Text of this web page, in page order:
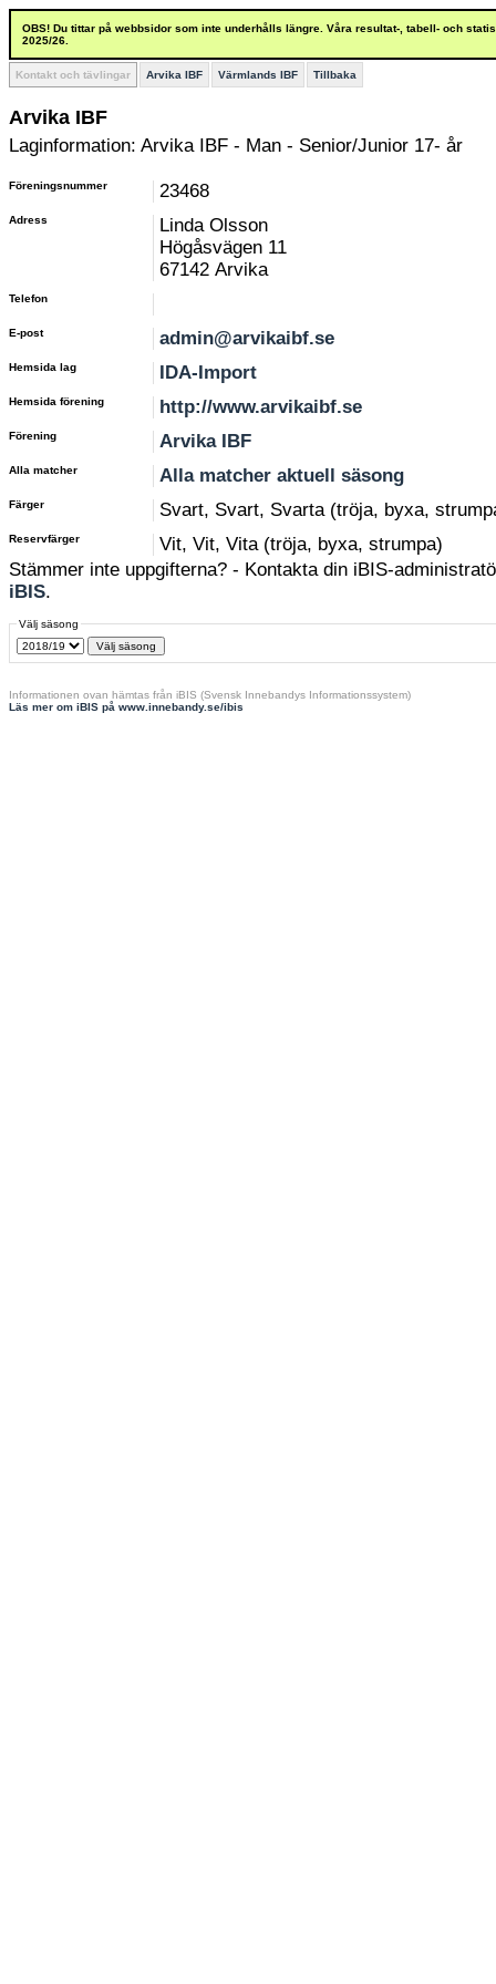
OBS! Du tittar på webbsidor som inte underhålls längre. Våra resultat-, tabell- och
2025/26.
Kontakt och tävlingar Arvika IBF Värmlands IBF Tillbaka
Arvika IBF
Laginformation: Arvika IBF - Man - Senior/Junior 17- år
Föreningsnummer 23468
Adress
Linda Olsson
Högåsvägen 11
67142 Arvika
Telefon
E-post admin@arvikaibf.se
Hemsida lag IDA-Import
Hemsida förening http://www.arvikaibf.se
Förening Arvika IBF
Alla matcher Alla matcher aktuell säsong
Färger Svart, Svart, Svarta (tröja, byxa,
Reservfärger
Vit, Vit, Vita (tröja, byxa, strumpa)
Stämmer inte uppgifterna? - Kontakta din iBIS-
iBIS.
Välj säsong
Informationen ovan hämtas från iBIS (Svensk Innebandys Informationssystem)
Läs mer om iBIS på www.innebandy.se/ibis